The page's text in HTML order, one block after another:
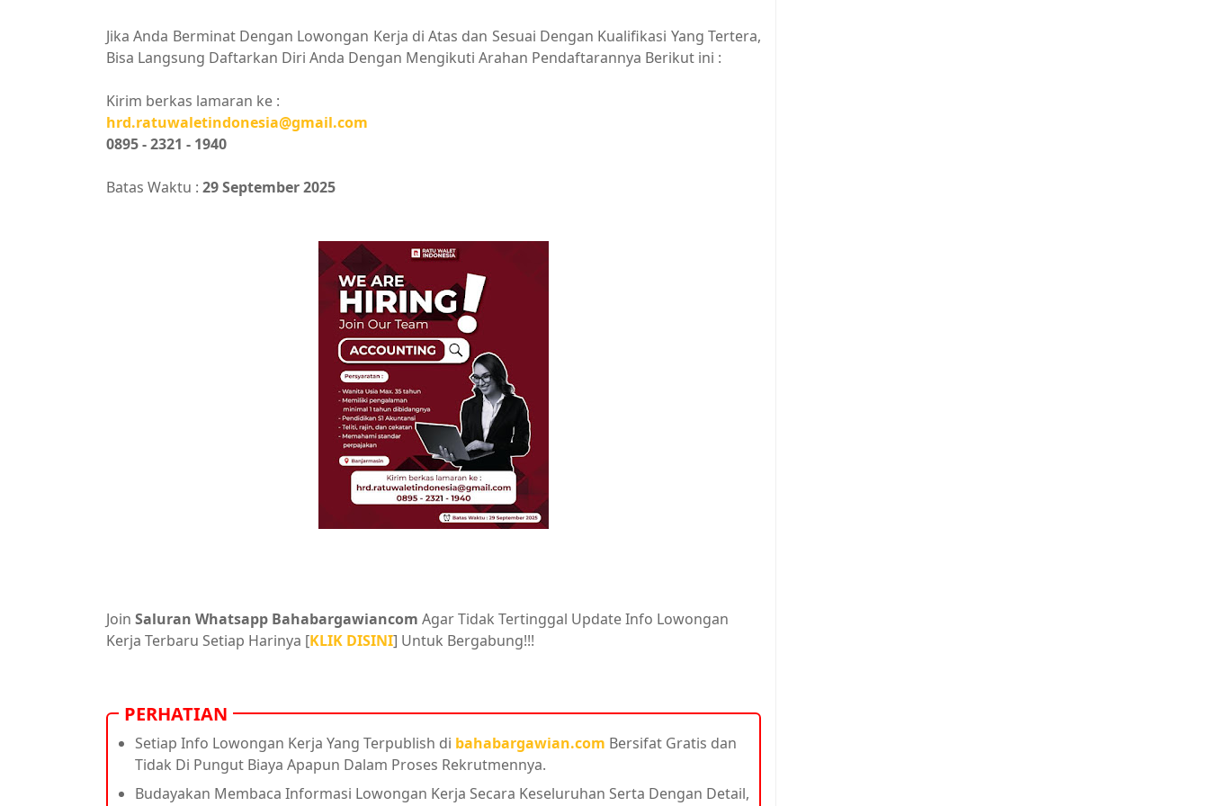
Jika Anda Berminat Dengan Lowongan Kerja di Atas dan Sesuai Dengan Kualifikasi Yang Tertera,
Bisa Langsung Daftarkan Diri Anda Dengan Mengikuti Arahan Pendaftarannya Berikut ini :
Kirim berkas lamaran ke :
hrd.ratuwaletindonesia@gmail.com
0895 - 2321 - 1940
Batas Waktu : 29 September 2025
Join Saluran Whatsapp Bahabargawiancom Agar Tidak Tertinggal Update Info Lowongan
Kerja Terbaru Setiap Harinya [KLIK DISINI] Untuk Bergabung!!!
PERHATIAN
Setiap Info Lowongan Kerja Yang Terpublish di bahabargawian.com Bersifat Gratis dan
Tidak Di Pungut Biaya Apapun Dalam Proses Rekrutmennya.
Budayakan Membaca Informasi Lowongan Kerja Secara Keseluruhan Serta Dengan Detail,